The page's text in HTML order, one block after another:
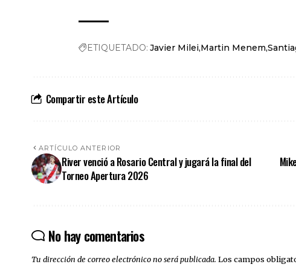
ETIQUETADO: Javier Milei Martin Menem
Compartir este Artículo
ARTÍCULO ANTERIOR
River venció a Rosario Central y jugará la final del
Torneo Apertura 2026
No hay comentarios
Tu dirección de correo electrónico no será publicada. Los campos